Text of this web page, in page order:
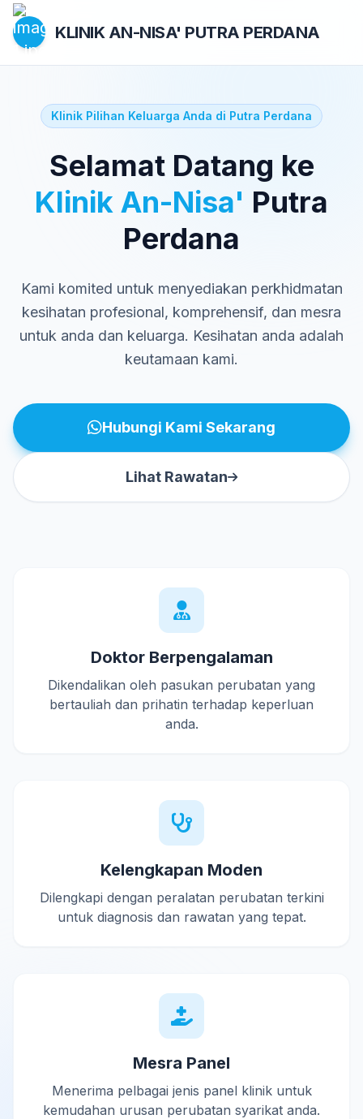
KLINIK AN-NISA' PUTRA PERDANA
Klinik Pilihan Keluarga Anda di Putra Perdana
Selamat Datang ke
Klinik An-Nisa' Putra
Perdana
Kami komited untuk menyediakan perkhidmatan
kesihatan profesional, komprehensif, dan mesra
untuk anda dan keluarga. Kesihatan anda adalah
keutamaan kami.
Hubungi Kami Sekarang
Lihat Rawatan
Doktor Berpengalaman
Dikendalikan oleh pasukan perubatan yang
bertauliah dan prihatin terhadap keperluan
anda.
Kelengkapan Moden
Dilengkapi dengan peralatan perubatan terkini
untuk diagnosis dan rawatan yang tepat.
Mesra Panel
Menerima pelbagai jenis panel klinik untuk
kemudahan urusan perubatan syarikat anda.